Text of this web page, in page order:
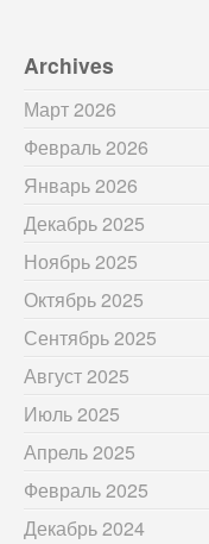
Archives
Март 2026
Февраль 2026
Январь 2026
Декабрь 2025
Ноябрь 2025
Октябрь 2025
Сентябрь 2025
Август 2025
Июль 2025
Апрель 2025
Февраль 2025
Декабрь 2024